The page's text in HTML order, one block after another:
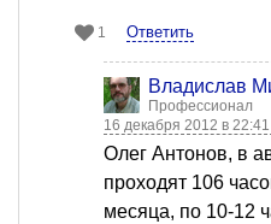
1 Ответить
Владислав
Профессионал
16 декабря 2012 в 22:41
Олег Антонов, в
проходят 106
месяца, по 10-12